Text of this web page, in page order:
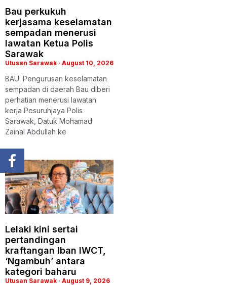
Bau perkukuh
kerjasama keselamatan
sempadan menerusi
lawatan Ketua Polis
Sarawak
Utusan Sarawak August 10, 2026
BAU: Pengurusan keselamatan
sempadan di daerah Bau diberi
perhatian menerusi lawatan
kerja Pesuruhjaya Polis
Sarawak, Datuk Mohamad
Zainal Abdullah ke
Lelaki kini sertai
pertandingan
kraftangan Iban IWCT,
‘Ngambuh’ antara
kategori baharu
Utusan Sarawak August 9, 2026